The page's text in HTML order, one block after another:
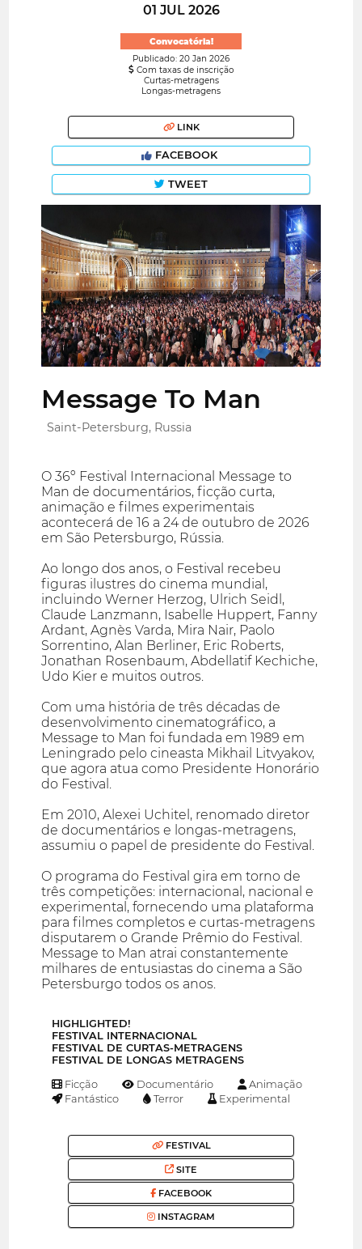
01 JUL 2026
Convocatória!
Publicado: 20 Jan 2026
Com taxas de inscrição
Curtas-metragens
Longas-metragens
LINK
FACEBOOK
TWEET
Message To Man
Saint-Petersburg, Russia
O 36º Festival Internacional Message to
Man de documentários, ficção curta,
animação e filmes experimentais
acontecerá de 16 a 24 de outubro de 2026
em São Petersburgo, Rússia.
Ao longo dos anos, o Festival recebeu
figuras ilustres do cinema mundial,
incluindo Werner Herzog, Ulrich Seidl,
Claude Lanzmann, Isabelle Huppert, Fanny
Ardant, Agnès Varda, Mira Nair, Paolo
Sorrentino, Alan Berliner, Eric Roberts,
Jonathan Rosenbaum, Abdellatif Kechiche,
Udo Kier e muitos outros.
Com uma história de três décadas de
desenvolvimento cinematográfico, a
Message to Man foi fundada em 1989 em
Leningrado pelo cineasta Mikhail Litvyakov,
que agora atua como Presidente Honorário
do Festival.
Em 2010, Alexei Uchitel, renomado diretor
de documentários e longas-metragens,
assumiu o papel de presidente do Festival.
O programa do Festival gira em torno de
três competições: internacional, nacional e
experimental, fornecendo uma plataforma
para filmes completos e curtas-metragens
disputarem o Grande Prêmio do Festival.
Message to Man atrai constantemente
milhares de entusiastas do cinema a São
Petersburgo todos os anos.
HIGHLIGHTED!
FESTIVAL INTERNACIONAL
FESTIVAL DE CURTAS-METRAGENS
FESTIVAL DE LONGAS METRAGENS
Ficção Documentário
Animação
Fantástico
Terror Experimental
FESTIVAL
SITE
FACEBOOK
INSTAGRAM